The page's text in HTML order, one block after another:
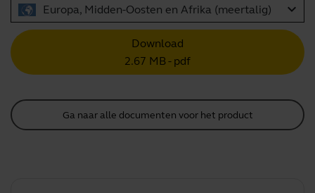
Europa, Midden-Oosten en Afrika (meertalig) expand_more
Download
2.67 MB - pdf
Ga naar alle documenten voor het product